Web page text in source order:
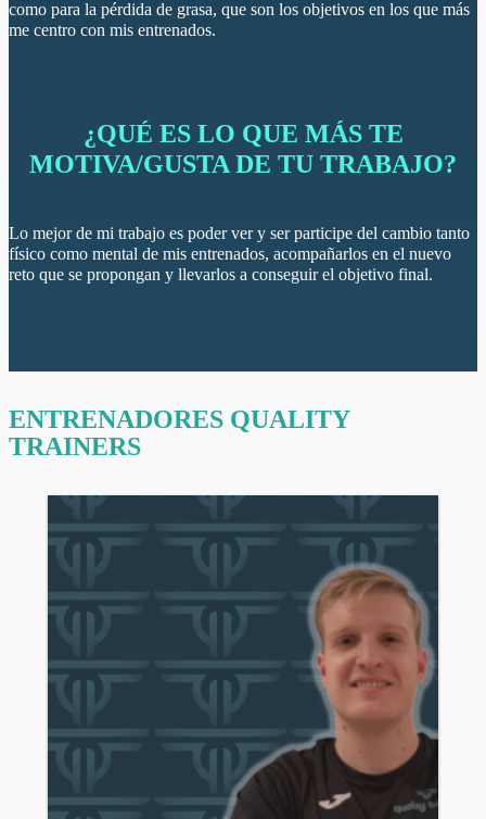
como para la pérdida de grasa, que son los objetivos en los que más
me centro con mis entrenados.
¿QUÉ ES LO QUE MÁS TE
MOTIVA/GUSTA DE TU TRABAJO?
Lo mejor de mi trabajo es poder ver y ser participe del cambio tanto
físico como mental de mis entrenados, acompañarlos en el nuevo
reto que se propongan y llevarlos a conseguir el objetivo final.
ENTRENADORES QUALITY
TRAINERS